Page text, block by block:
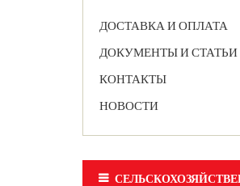
ДОСТАВКА И ОПЛАТА
ДОКУМЕНТЫ И СТАТЬИ
КОНТАКТЫ
НОВОСТИ